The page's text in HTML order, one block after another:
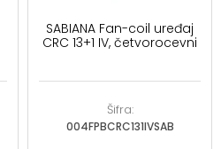
SABIANA Fan-coil uređaj
CRC 13+1 IV, četvorocevni
Šifra:
004FPBCRC131IVSAB